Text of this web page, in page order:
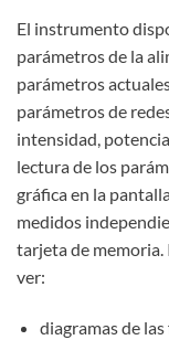
El instrumento
parámetros de la
parámetros
parámetros de
intensidad,
lectura de los
gráfica en la
medidos
tarjeta de memoria.
ver:
diagramas de